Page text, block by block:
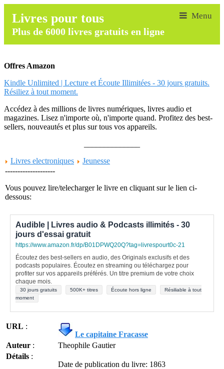
Livres pour tous
Plus de 6000 livres gratuits en ligne
Offres Amazon
Kindle Unlimited | Lecture et Écoute Illimitées - 30 jours gratuits.
Résiliez à tout moment.
Accédez à des millions de livres numériques, livres audio et
magazines. Lisez n'importe où, n'importe quand. Profitez des best-
sellers, nouveautés et plus sur tous vos appareils.
Livres electroniques
Jeunesse
--------------------
Vous pouvez lire/telecharger le livre en cliquant sur le lien ci-
dessous:
Audible | Livres audio & Podcasts illimités - 30
jours d'essai gratuit
https://www.amazon.fr/dp/B01DPWQ20Q?tag=livrespourt0c-21
Écoutez des best-sellers en audio, des Originals exclusifs et des
podcasts populaires. Écoutez en streaming ou téléchargez pour
profiter sur vos appareils préférés. Un titre premium de votre choix
chaque mois.
30 jours gratuits 500K+ titres Écoute hors ligne
Résiliable à tout
moment
URL :
Le capitaine Fracasse
Auteur :
Theophile Gautier
Détails :
Date de publication du livre: 1863